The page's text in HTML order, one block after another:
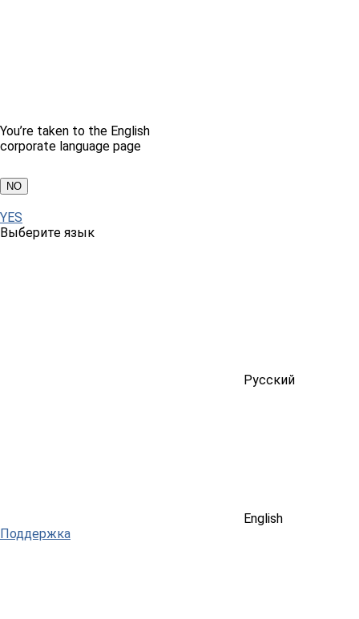
You’re taken to the English
corporate language page
NO
YES
Выберите язык
Русский
English
Поддержка